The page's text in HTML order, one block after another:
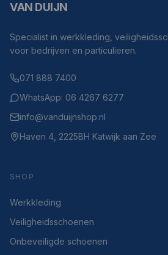
VAN DUIJN
Specialist in werkkleding,
voor bedrijven en particulieren.
071 888 7400
WhatsApp: 06 4267 6277
info@vanduijnshop.nl
Haven 4, 2225BH Katwijk aan Zee
SHOP
Werkkleding
Veiligheidsschoenen
Onbeveiligde schoenen